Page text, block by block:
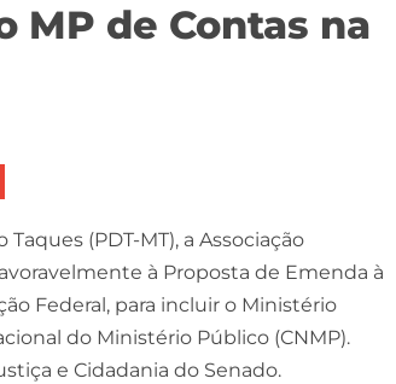
MP de Contas na
(PDT-MT), a Associação
à Proposta de Emenda à
Federal, para incluir o Ministério
do Ministério Público (CNMP).
e Cidadania do Senado.